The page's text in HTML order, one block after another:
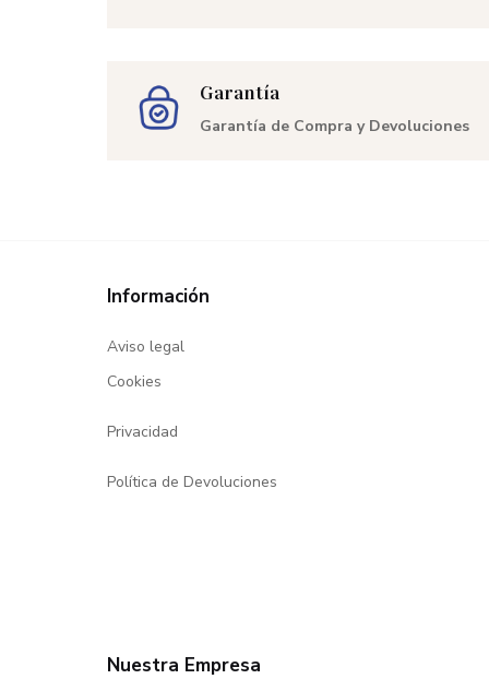
Garantía
Garantía de Compra y Devoluciones
Información
Aviso legal
Cookies
Privacidad
Política de Devoluciones
Nuestra Empresa